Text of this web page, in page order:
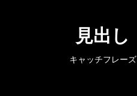
見出し
キャッチフレーズ